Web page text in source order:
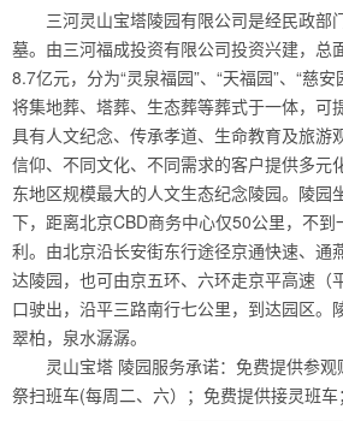
三河灵山宝塔陵园有限公司是经民政部
墓。由三河福成投资有限公司投资兴建，总
8.7亿元，分为“灵泉福园”、“天福园”、“慈
将集地葬、塔葬、生态葬等葬式于一体，可
具有人文纪念、传承孝道、生命教育及旅游
信仰、不同文化、不同需求的客户提供多元
东地区规模最大的人文生态纪念陵园。陵园
下，距离北京CBD商务中心仅50公里，不
利。由北京沿长安街东行途径京通快速、通
达陵园，也可由京五环、六环走京平高速（
口驶出，沿平三路南行七公里，到达园区。
翠柏，泉水潺潺。
灵山宝塔 陵园服务承诺：免费提供参
祭扫班车(每周二、六）；免费提供接灵班车；